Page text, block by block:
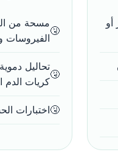
أو
الفيروسات
تحاليل
كريات الدم
اختبارات